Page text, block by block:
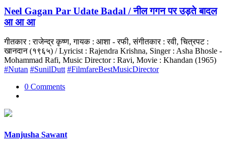
Neel Gagan Par Udate Badal / नील गगन पर उड़ते बादल
आ आ आ
गीतकार : राजेन्द्र कृष्ण, गायक : आशा - रफी, संगीतकार : रवी, चित्रपट :
खानदान (१९६५) / Lyricist : Rajendra Krishna, Singer : Asha Bhosle -
Mohammad Rafi, Music Director : Ravi, Movie : Khandan (1965)
#Nutan #SunilDutt #FilmfareBestMusicDirector
0 Comments
Manjusha Sawant